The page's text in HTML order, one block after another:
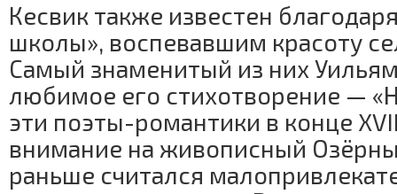
Кесвик также известен
школы», воспевавшим красоту
Самый знаменитый из них
любимое его стихотворение —
эти поэты-романтики в конце
внимание на живописный
раньше считался